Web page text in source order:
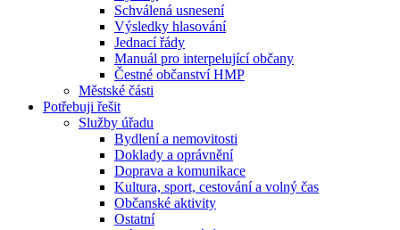
Schválená usnesení
Výsledky hlasování
Jednací řády
Manuál pro interpelující občany
Čestné občanství HMP
Městské části
Potřebuji řešit
Služby úřadu
Bydlení a nemovitosti
Doklady a oprávnění
Doprava a komunikace
Kultura, sport, cestování a volný čas
Občanské aktivity
Ostatní